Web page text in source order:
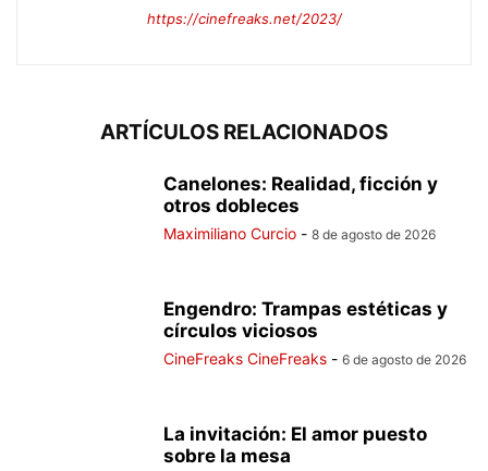
https://cinefreaks.net/2023/
ARTÍCULOS RELACIONADOS
Canelones: Realidad, ficción y
otros dobleces
Maximiliano Curcio - 8 de agosto de 2026
Engendro: Trampas estéticas y
círculos viciosos
CineFreaks CineFreaks - 6 de agosto de 2026
La invitación: El amor puesto
sobre la mesa